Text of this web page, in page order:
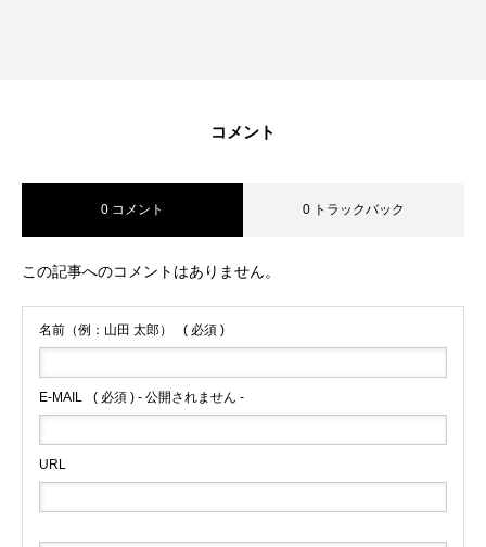
コメント
0 コメント 0 トラックバック
この記事へのコメントはありません。
名前（例：山田 太郎） ( 必須 )
E-MAIL ( 必須 ) - 公開されません -
URL